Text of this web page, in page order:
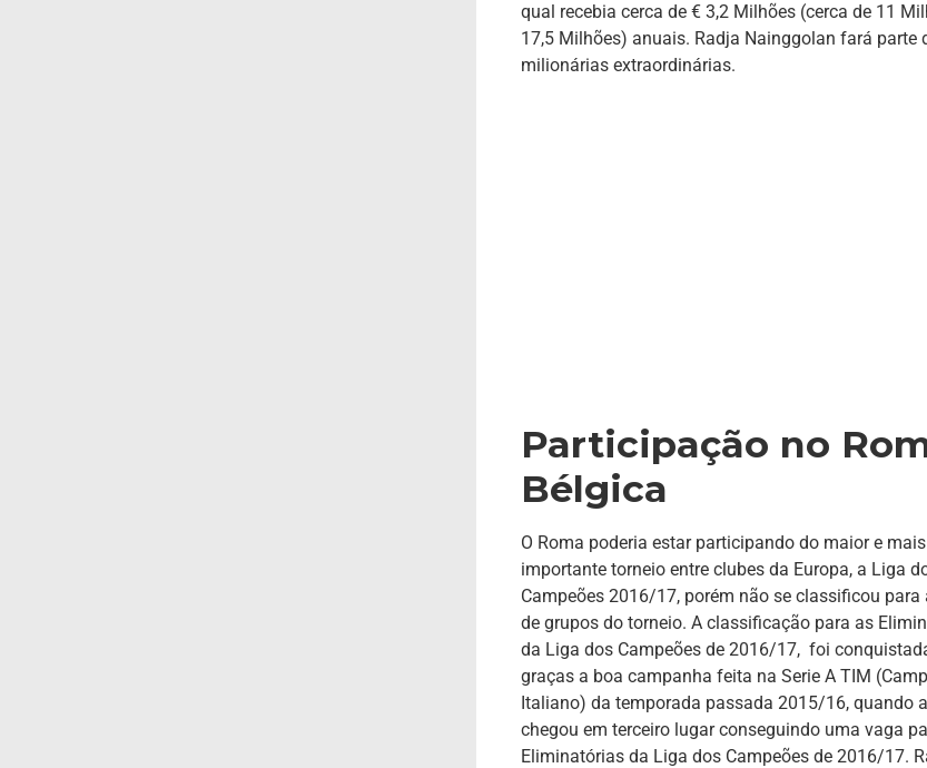
qual recebia cerca de € 3,2 Milhões (cerca de 11
17,5 Milhões) anuais. Radja Nainggolan fará
milionárias extraordinárias.
Participação no
Bélgica
O Roma poderia estar participando do maior e mais
importante torneio entre clubes da Europa, a Liga
Campeões 2016/17, porém não se classificou para
de grupos do torneio. A classificação para as
da Liga dos Campeões de 2016/17, foi
graças a boa campanha feita na Serie A TIM
Italiano) da temporada passada 2015/16, quando
chegou em terceiro lugar conseguindo uma vaga
Eliminatórias da Liga dos Campeões de 2016/17.